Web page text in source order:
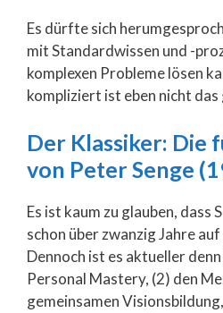
Es dürfte sich
mit Standardwissen und -
komplexen Probleme lösen
kompliziert ist eben nicht das
Der Klassiker: Die
von Peter Senge
Es ist kaum zu glauben, dass
schon über zwanzig Jahre
Dennoch ist es aktueller
Personal Mastery, (2) den
gemeinsamen